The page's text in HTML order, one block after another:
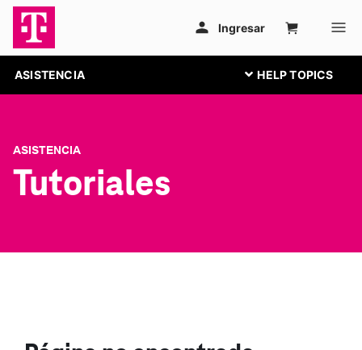
ASISTENCIA
ASISTENCIA
Tutoriales